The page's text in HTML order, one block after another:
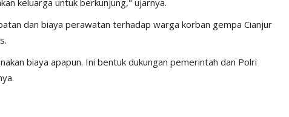
dan biaya perawatan terhadap warga korban gempa Cianjur
biaya apapun. Ini bentuk dukungan pemerintah dan Polri
Sosialisasi
Feb 25, 2021
Seluruh Pendaki Gunung Marapi Yang
Terdata Ditemukan